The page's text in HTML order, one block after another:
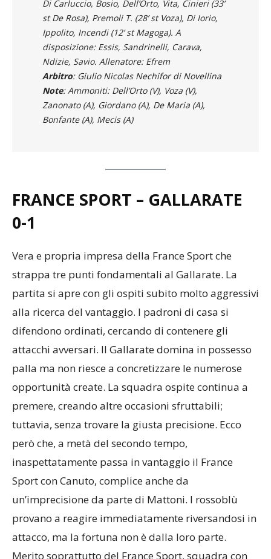
Di Carluccio, Bosio, Dell’Orto, Vita, Cinieri (33’
st De Rosa), Premoli T. (28’ st Voza), Di Iorio,
Ippolito, Incendi (12’ st Magoga). A
disposizione: Essis, Sandrinelli, Carava,
Ndizie, Savio. Allenatore: Efrem
Arbitro: Giulio Nicolas Nechifor di Novellina
Note: Ammoniti: Dell’Orto (V), Voza (V),
Zanonato (A), Giordano (A), De Maria (A),
Bonfante (A), Mecis (A)
FRANCE SPORT – GALLARATE
0-1
Vera e propria impresa della France Sport che
strappa tre punti fondamentali al Gallarate. La
partita si apre con gli ospiti subito molto aggressivi
alla ricerca del vantaggio. I padroni di casa si
difendono ordinati, cercando di contenere gli
attacchi avversari. Il Gallarate domina in possesso
palla ma non riesce a concretizzare le numerose
opportunità create. La squadra ospite continua a
premere, creando altre occasioni sfruttabili;
tuttavia, senza trovare la giusta precisione. Ecco
però che, a metà del secondo tempo,
inaspettatamente passa in vantaggio il France
Sport con Canuto, complice anche da
un’imprecisione da parte di Mattoni. I rossoblù
provano a reagire immediatamente riversandosi in
attacco, ma la fortuna non è dalla loro parte.
Merito soprattutto del France Sport, squadra con